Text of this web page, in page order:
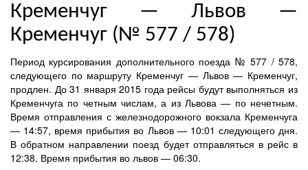
Кременчуг — Львов —
Кременчуг (№ 577 / 578)
Период курсирования дополнительного поезда № 577 / 578,
следующего по маршруту Кременчуг — Львов — Кременчуг,
продлен. До 31 января 2015 года рейсы будут выполняться из
Кременчуга по четным числам, а из Львова — по нечетным.
Время отправления с железнодорожного вокзала Кременчуга
— 14:57, время прибытия во Львов — 10:01 следующего дня.
В обратном направлении поезд будет отправляться в рейс в
12:38. Время прибытия во львов — 06:30.